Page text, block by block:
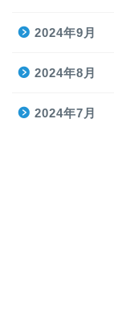
2024年9月
2024年8月
2024年7月